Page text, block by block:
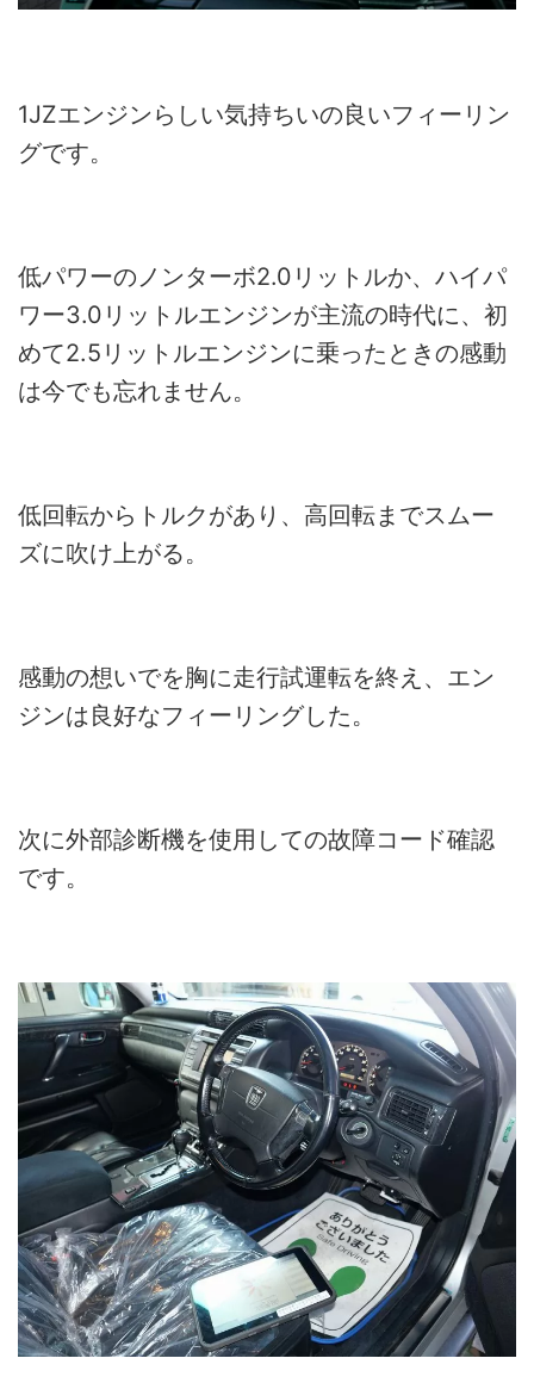
1JZエンジンらしい気持ちいの良いフィーリン
グです。
低パワーのノンターボ2.0リットルか、ハイパ
ワー3.0リットルエンジンが主流の時代に、初
めて2.5リットルエンジンに乗ったときの感動
は今でも忘れません。
低回転からトルクがあり、高回転までスムー
ズに吹け上がる。
感動の想いでを胸に走行試運転を終え、エン
ジンは良好なフィーリングした。
次に外部診断機を使用しての故障コード確認
です。